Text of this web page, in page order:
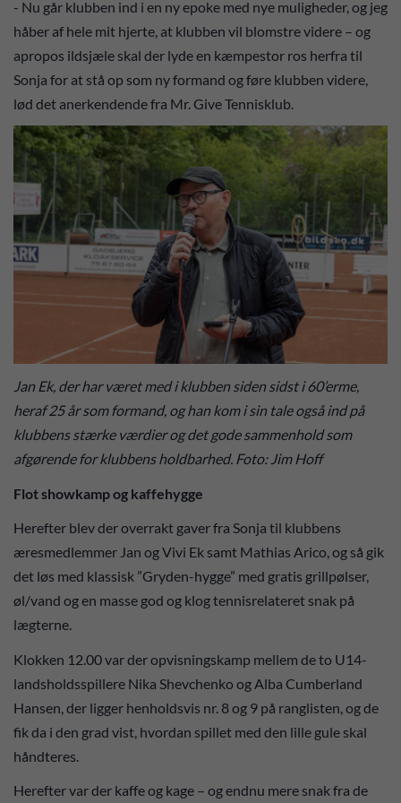
- Nu går klubben ind i en ny epoke med nye muligheder, og jeg
håber af hele mit hjerte, at klubben vil blomstre videre – og
apropos ildsjæle skal der lyde en kæmpestor ros herfra til
Sonja for at stå op som ny formand og føre klubben videre,
lød det anerkendende fra Mr. Give Tennisklub.
Jan Ek, der har været med i klubben siden sidst i 60’erme,
heraf 25 år som formand, og han kom i sin tale også ind på
klubbens stærke værdier og det gode sammenhold som
afgørende for klubbens holdbarhed. Foto: Jim Hoff
Flot showkamp og kaffehygge
Herefter blev der overrakt gaver fra Sonja til klubbens
æresmedlemmer Jan og Vivi Ek samt Mathias Arico, og så gik
det løs med klassisk ”Gryden-hygge” med gratis grillpølser,
øl/vand og en masse god og klog tennisrelateret snak på
lægterne.
Klokken 12.00 var der opvisningskamp mellem de to U14-
landsholdsspillere Nika Shevchenko og Alba Cumberland
Hansen, der ligger henholdsvis nr. 8 og 9 på ranglisten, og de
fik da i den grad vist, hvordan spillet med den lille gule skal
håndteres.
Herefter var der kaffe og kage – og endnu mere snak fra de